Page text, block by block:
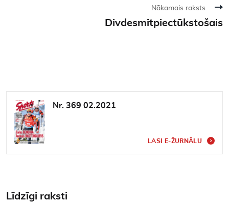
Nākamais raksts
Divdesmitpiectūkstošais
Nr. 369 02.2021
LASI E-ŽURNĀLU
Līdzīgi raksti